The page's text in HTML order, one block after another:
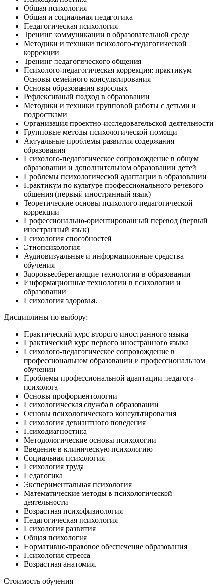
Общая психология
Общая и социальная педагогика
Педагогическая психология
Тренинг коммуникации в образовательной среде
Методики и техники психолого-педагогической
коррекции
Тренинг педагогического общения
Психолого-педагогическая коррекция: практикум
Основы семейного консультирования
Основы образования взрослых
Рефлексивный подход в образовании
Методики и техники групповой работы с детьми и
подростками
Организация проектно-исследовательской деятельности
Групповые методы психологической помощи
Актуальные проблемы развития содержания
образования
Психолого-педагогическое сопровождение в общем
образовании и дополнительном образовании детей
Проблемы психологической адаптации в образовании
Практикум по культуре профессионального речевого
общения (первый иностранный язык)
Теоретические основы психолого-педагогической
коррекции
Профессионально-ориентированный перевод (первый
иностранный язык)
Психология способностей
Этнопсихология
Аудиовизуальные и информационные средства
обучения
Здоровьесберегающие технологии в образовании
Информационные технологии в психологии и
образовании
Психология здоровья.
Дисциплины по выбору:
Практический курс второго иностранного языка
Практический курс первого иностранного языка
Психолого-педагогическое сопровождение в
профессиональном образовании и профессиональном
обучении
Проблемы профессиональной адаптации педагога-
психолога
Основы профориентологии
Психологическая служба в образовании
Основы психологического консультирования
Психология девиантного поведения
Психодиагностика
Методологические основы психологии
Введение в клиническую психологию
Социальная психология
Психология труда
Педагогика
Экспериментальная психология
Математические методы в психологической
деятельности
Возрастная психофизиология
Педагогическая психология
Психология развития
Общая психология
Нормативно-правовое обеспечение образования
Психология стресса
Возрастная анатомия.
Стоимость обучения